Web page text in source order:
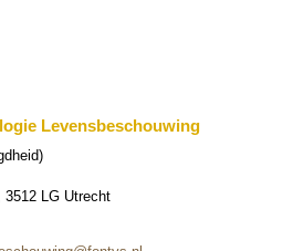
Levens­be­schou­wing
3512 LG Utrecht